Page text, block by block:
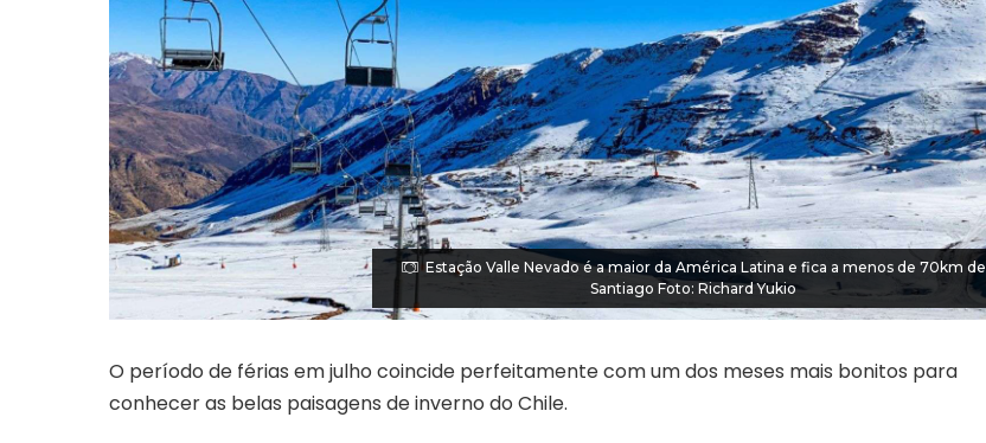
Estação Valle Nevado é a maior da América Latina e fica a menos de 70km de
Santiago Foto: Richard Yukio
O período de férias em julho coincide perfeitamente com um dos meses mais bonitos para
conhecer as belas paisagens de inverno do Chile.